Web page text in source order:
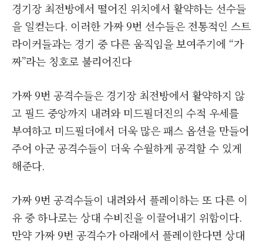
경기장 최전방에서 떨어진 위치에서 활약하는 선수들
을 일컫는다. 이러한 가짜 9번 선수들은 전통적인 스트
라이커들과는 경기 중 다른 움직임을 보여주기에 “가
짜”라는 칭호로 불리어진다
가짜 9번 공격수들은 경기장 최전방에서 활약하지 않
고 필드 중앙까지 내려와 미드필더진의 수적 우세를
부여하고 미드필더에서 더욱 많은 패스 옵션을 만들어
주어 아군 공격수들이 더욱 수월하게 공격할 수 있게
해준다.
가짜 9번 공격수들이 내려와서 플레이하는 또 다른 이
유 중 하나로는 상대 수비진을 이끌어내기 위함이다.
만약 가짜 9번 공격수가 아래에서 플레이한다면 상대